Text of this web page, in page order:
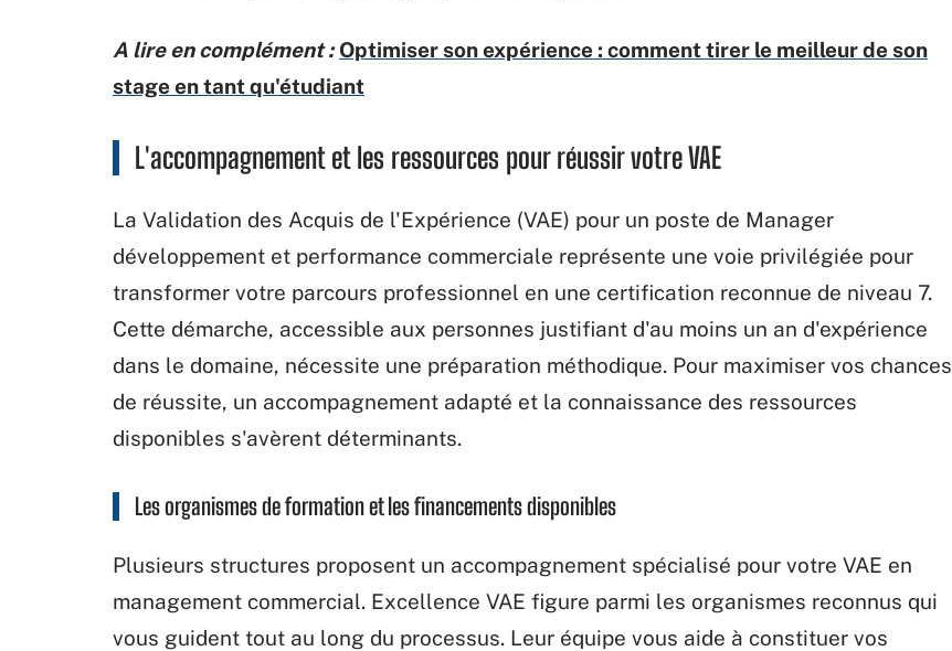
A lire en complément : Optimiser son expérience : comment tirer le meilleur de son
stage en tant qu'étudiant
L'accompagnement et les ressources pour réussir votre VAE
La Validation des Acquis de l'Expérience (VAE) pour un poste de Manager
développement et performance commerciale représente une voie privilégiée pour
transformer votre parcours professionnel en une certification reconnue de niveau 7.
Cette démarche, accessible aux personnes justifiant d'au moins un an d'expérience
dans le domaine, nécessite une préparation méthodique. Pour maximiser vos chances
de réussite, un accompagnement adapté et la connaissance des ressources
disponibles s'avèrent déterminants.
Les organismes de formation et les financements disponibles
Plusieurs structures proposent un accompagnement spécialisé pour votre VAE en
management commercial. Excellence VAE figure parmi les organismes reconnus qui
vous guident tout au long du processus. Leur équipe vous aide à constituer vos